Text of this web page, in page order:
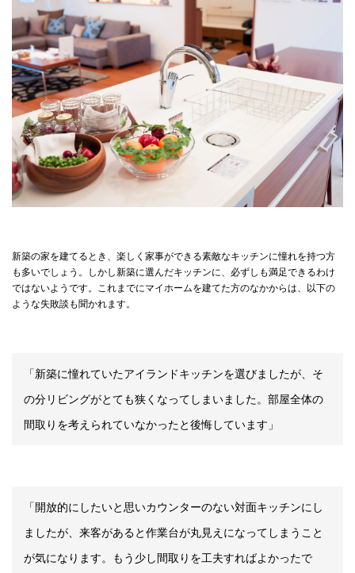
新築マイホームにこだわりのキッチンをつくろう
新築の家を建てるとき、楽しく家事ができる素敵なキッチンに憧れを持つ方
も多いでしょう。しかし新築に選んだキッチンに、必ずしも満足できるわけ
ではないようです。これまでにマイホームを建てた方のなかからは、以下の
ような失敗談も聞かれます。
「新築に憧れていたアイランドキッチンを選びましたが、そ
の分リビングがとても狭くなってしまいました。部屋全体の
間取りを考えられていなかったと後悔しています」
「開放的にしたいと思いカウンターのない対面キッチンにし
ましたが、来客があると作業台が丸見えになってしまうこと
が気になります。もう少し間取りを工夫すればよかったで